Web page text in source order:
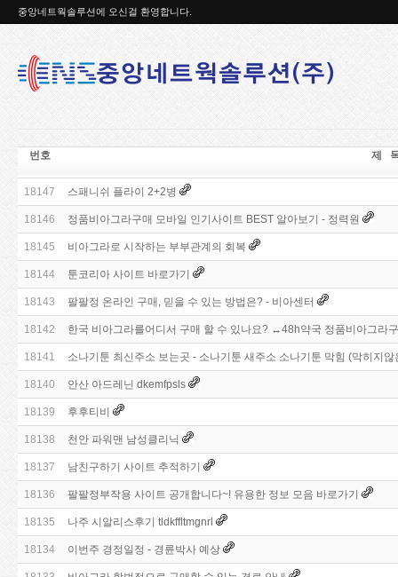
중앙네트웍솔루션에 오신걸 환영합니다.
번호 제
18147 스패니쉬 플라이 2+2병
18146 정품비아그라구매 모바일 인기사이트 BEST 알아보기 - 정력원
18145 비아그라로 시작하는 부부관계의 회복
18144 툰코리아 사이트 바로가기
18143 팔팔정 온라인 구매, 믿을 수 있는 방법은? - 비아센터
18142 한국 비아그라를어디서 구매 할 수 있나요? ↔48h약국 정품비아그라
18141 소나기툰 최신주소 보는곳 - 소나기툰 새주소 소나기툰 막힘 (막히지
18140 안산 아드레닌 dkemfpsls
18139 후후티비
18138 천안 파워맨 남성클리닉
18137 남­친­구­하­기 사이트 추적하기
18136 팔팔정부작용 사이트 공개합니다~! 유용한 정보 모음 바로가기
18135 나주 시알리스후기 tldkffltmgnrl
18134 이번주 경정일정 - 경륜박사 예상